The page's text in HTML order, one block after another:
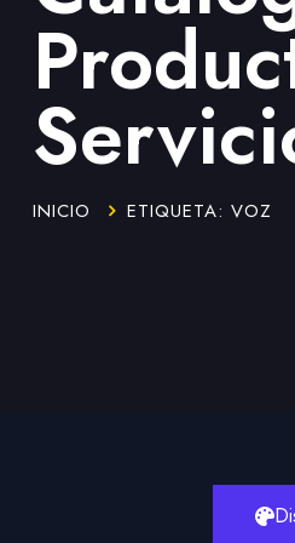
INICIO ETIQUETA: VOZ